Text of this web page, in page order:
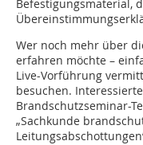
Befestigungsmaterial,
Wer noch mehr über
erfahren möchte –
Live-Vorführung
besuchen.
Brandschutzseminar-
„Sachkunde